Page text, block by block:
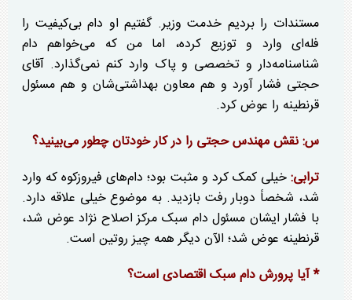
مستندات را بردیم خدمت وزیر. گفتیم او دام بی‌کیفیت را
فله‌ای وارد و توزیع کرده، اما من که می‌خواهم دام
شناسنامه‌دار و تخصصی و پاک وارد کنم نمی‌گذارد. آقای
حجتی فشار آورد و هم معاون بهداشتی‌شان و هم مسئول
قرنطینه را عوض کرد.
س: نقش مهندس حجتی را در کار خودتان چطور می‌بینید؟
ترابی:خیلی کمک کرد و مثبت بود؛ دام‌های فیروزکوه که وارد
شد، شخصاً دوبار رفت بازدید. به موضوع خیلی علاقه دارد.
با فشار ایشان مسئول دام سبک مرکز اصلاح نژاد عوض شد،
قرنطینه عوض شد؛ الآن دیگر همه چیز روتین است.
* آیا پرورش دام سبک اقتصادی است؟